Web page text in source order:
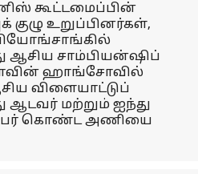
கூட்டமைப்பின்
குழு உறுப்பினர்கள்,
ஆசிய சாம்பியன்ஷிப்
ஹாங்சோவில்
விளையாட்டுப்
ஆடவர் மற்றும் ஐந்து
பேர் கொண்ட அணியை